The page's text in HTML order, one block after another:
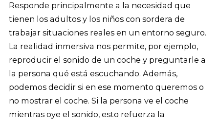
Responde principalmente a la necesidad que
tienen los adultos y los niños con sordera de
trabajar situaciones reales en un entorno seguro.
La realidad inmersiva nos permite, por ejemplo,
reproducir el sonido de un coche y preguntarle a
la persona qué está escuchando. Además,
podemos decidir si en ese momento queremos o
no mostrar el coche. Si la persona ve el coche
mientras oye el sonido, esto refuerza la